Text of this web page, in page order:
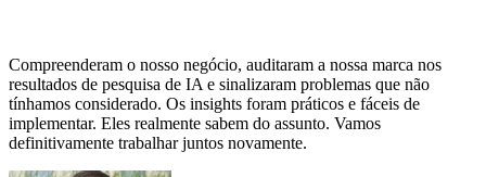
Compreenderam o nosso negócio, auditaram a nossa marca nos
resultados de pesquisa de IA e sinalizaram problemas que não
tínhamos considerado. Os insights foram práticos e fáceis de
implementar. Eles realmente sabem do assunto. Vamos
definitivamente trabalhar juntos novamente.